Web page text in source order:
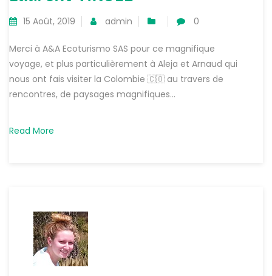
15 Août, 2019 admin 0
Merci à A&A Ecoturismo SAS pour ce magnifique
voyage, et plus particulièrement à Aleja et Arnaud qui
nous ont fais visiter la Colombie 🇨🇴 au travers de
rencontres, de paysages magnifiques...
Read More